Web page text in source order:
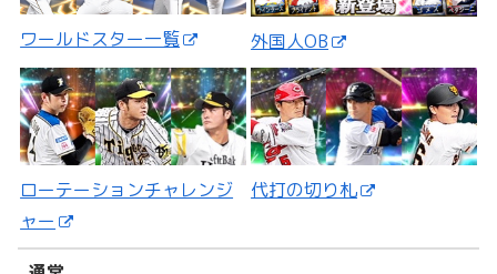
ワールドスター一覧 外国人OB
ローテーションチャレンジ
ャー
代打の切り札